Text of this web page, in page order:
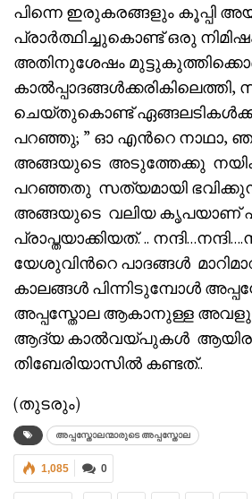
പിന്നെ ഇരുകരങ്ങളും കൂപ്പി
പ്രാർത്ഥിച്ചുകൊണ്ട് ഒരു
അതിനുശേഷം
കാൽപ്പാദങ്ങൾക്കരികിലെത്തി,
ചെയ്തുകൊണ്ട്
പറഞ്ഞു; ” ഓ എൻറെ നാഥാ,
അങ്ങയുടെ അടുത്തേക്കു
പറഞ്ഞതു സത്യമായി
അങ്ങയുടെ വലിയ കൃപയാണ്
പ്രാപ്തയാക്കിയത്. ..
യേശുവിൻറെ പാദങ്ങൾ
കാലങ്ങൾ പിന്നിടുമ്പോൾ
അപ്പസ്തോല ആകാനുള്ള
ആദ്യ കാൽവയ്പുകൾ
തിബേരിയാസിൽ കണ്ടത്..
(തുടരും)
അപ്പസ്തോലന്മാരുടെ അപ്പസ്തോല
0
1,085